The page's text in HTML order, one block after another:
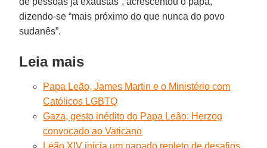
dizendo-se “mais próximo do que nunca do povo
sudanês”.
Leia mais
Papa Leão, James Martin e o Ministério com
Católicos LGBTQ
Gaza, gesto inédito do Papa Leão: Herzog
convocado ao Vaticano
Leão XIV inicia um papado repleto de desafios